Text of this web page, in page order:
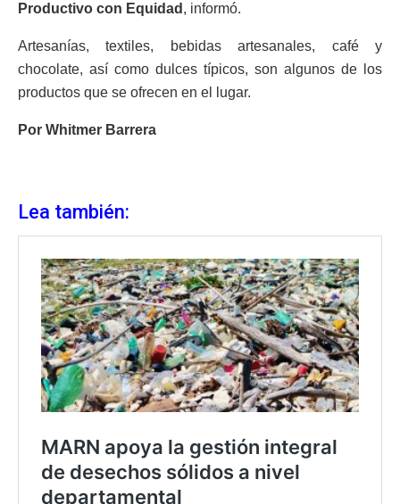
Productivo con Equidad , informó.
Artesanías, textiles, bebidas artesanales, café y
chocolate, así como dulces típicos, son algunos de los
productos que se ofrecen en el lugar.
Por Whitmer Barrera
Lea también: